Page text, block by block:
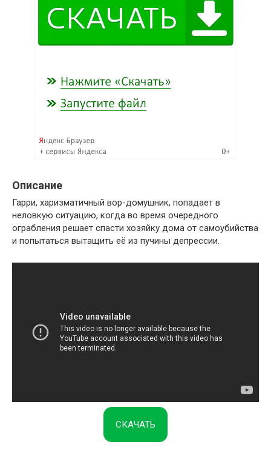
Описание
Гарри, харизматичный вор-домушник, попадает в
неловкую ситуацию, когда во время очередного
ограбления решает спасти хозяйку дома от самоубийства
и попытаться вытащить её из пучины депрессии.
СКАЧАТЬ